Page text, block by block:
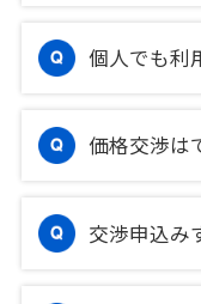
個人でも利
価格交渉は
交渉申込み